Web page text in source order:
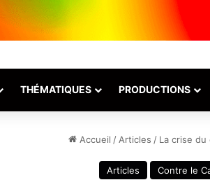
THÉMATIQUES PRODUCTIONS
Accueil / Articles / La crise
Articles Contre le